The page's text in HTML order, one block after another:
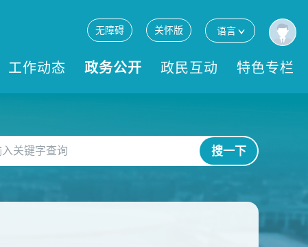
无障碍 关怀版 语言
工作动态 政务公开 政民互动 特色专栏
搜一下